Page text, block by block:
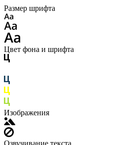
Размер шрифта
Цвет фона и шрифта
Изображения
Озвучивание текста